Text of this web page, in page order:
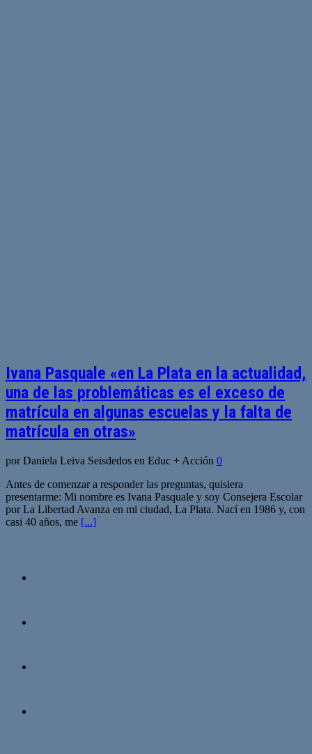
Ivana Pasquale «en La Plata en la actualidad,
una de las problemáticas es el exceso de
matrícula en algunas escuelas y la falta de
matrícula en otras»
por Daniela Leiva Seisdedos en Educ + Acción 0
Antes de comenzar a responder las preguntas, quisiera
presentarme: Mi nombre es Ivana Pasquale y soy Consejera Escolar
por La Libertad Avanza en mi ciudad, La Plata. Nací en 1986 y, con
casi 40 años, me [...]